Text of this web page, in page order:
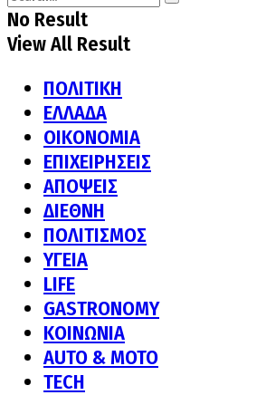
No Result
View All Result
ΠΟΛΙΤΙΚΗ
ΕΛΛΑΔΑ
ΟΙΚΟΝΟΜΙΑ
ΕΠΙΧΕΙΡΗΣΕΙΣ
ΑΠΟΨΕΙΣ
ΔΙΕΘΝΗ
ΠΟΛΙΤΙΣΜΟΣ
ΥΓΕΙΑ
LIFE
GASTRONOMY
ΚΟΙΝΩΝΙΑ
AUTO & MOTO
TECH